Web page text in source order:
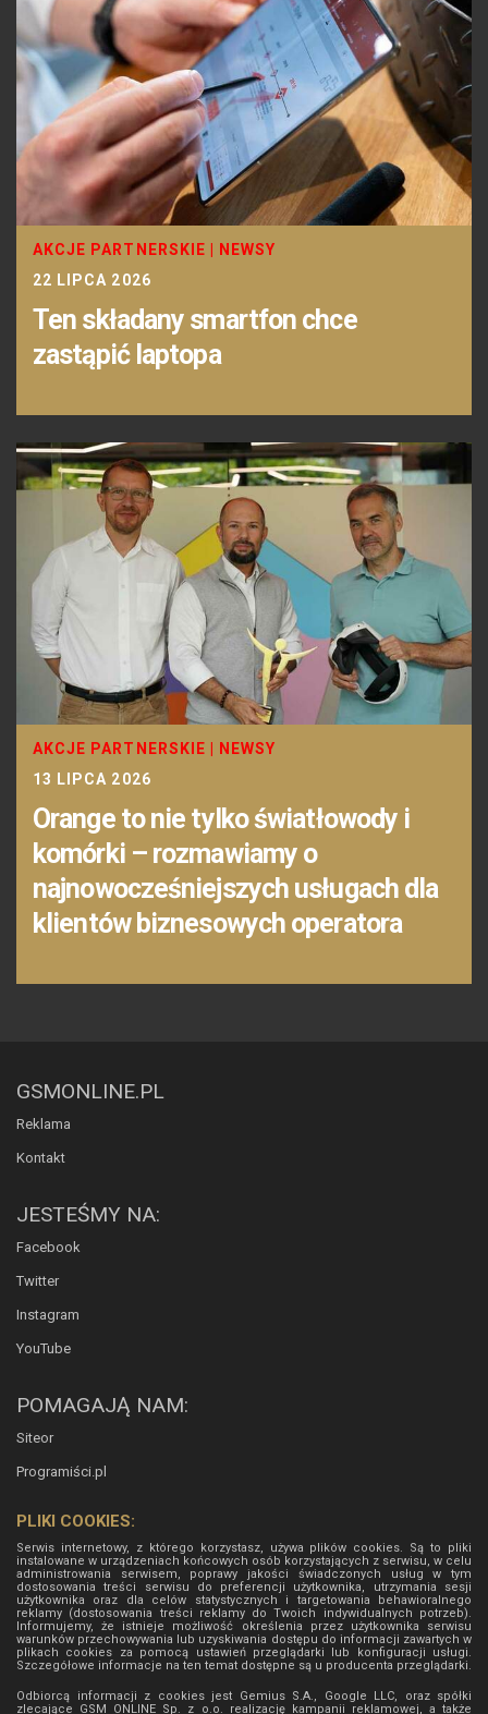
AKCJE PARTNERSKIE
NEWSY
22 LIPCA 2026
Ten składany smartfon chce
zastąpić laptopa
AKCJE PARTNERSKIE
NEWSY
13 LIPCA 2026
Orange to nie tylko światłowody i
komórki – rozmawiamy o
najnowocześniejszych usługach dla
klientów biznesowych operatora
GSMONLINE.PL
Reklama
Kontakt
JESTEŚMY NA:
Facebook
Twitter
Instagram
YouTube
POMAGAJĄ NAM:
Siteor
Programiści.pl
PLIKI COOKIES:
Serwis internetowy, z którego korzystasz, używa plików cookies. Są to pliki
instalowane w urządzeniach końcowych osób korzystających z serwisu, w celu
administrowania serwisem, poprawy jakości świadczonych usług w tym
dostosowania treści serwisu do preferencji użytkownika, utrzymania sesji
użytkownika oraz dla celów statystycznych i targetowania behawioralnego
reklamy (dostosowania treści reklamy do Twoich indywidualnych potrzeb).
Informujemy, że istnieje możliwość określenia przez użytkownika serwisu
warunków przechowywania lub uzyskiwania dostępu do informacji zawartych w
plikach cookies za pomocą ustawień przeglądarki lub konfiguracji usługi.
Szczegółowe informacje na ten temat dostępne są u producenta przeglądarki.
Odbiorcą informacji z cookies jest Gemius S.A., Google LLC, oraz spółki
zlecające GSM ONLINE Sp. z o.o. realizację kampanii reklamowej, a także